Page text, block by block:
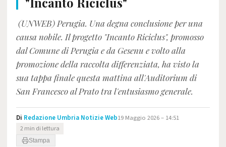
(UNWEB) Perugia. Una degna conclusione per una
causa nobile. Il progetto "Incanto Riciclus", promosso
dal Comune di Perugia e da Gesenu e volto alla
promozione della raccolta differenziata, ha visto la
sua tappa finale questa mattina all'Auditorium di
San Francesco al Prato tra l'entusiasmo generale.
Di Redazione Umbria Notizie Web19 Maggio 2026 – 14:51
2 min di lettura
Stampa